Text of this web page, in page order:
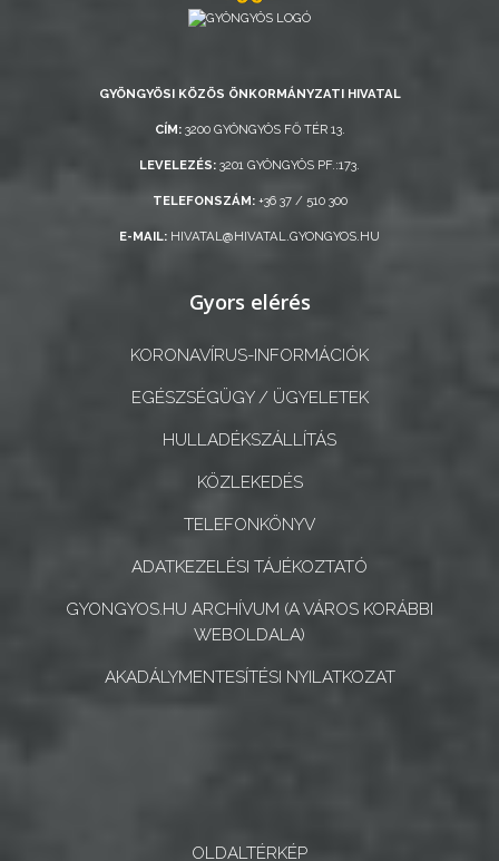
GYÖNGYÖSI KÖZÖS ÖNKORMÁNYZATI HIVATAL
CÍM:3200 GYÖNGYÖS FŐ TÉR 13.
LEVELEZÉS: 3201 GYÖNGYÖS PF.:173.
TELEFONSZÁM:+36 37 / 510 300
E-MAIL: HIVATAL@HIVATAL.GYONGYOS.HU
Gyors elérés
KORONAVÍRUS-INFORMÁCIÓK
EGÉSZSÉGÜGY / ÜGYELETEK
HULLADÉKSZÁLLÍTÁS
KÖZLEKEDÉS
TELEFONKÖNYV
ADATKEZELÉSI TÁJÉKOZTATÓ
GYONGYOS.HU ARCHÍVUM (A VÁROS KORÁBBI
WEBOLDALA)
AKADÁLYMENTESÍTÉSI NYILATKOZAT
OLDALTÉRKÉP